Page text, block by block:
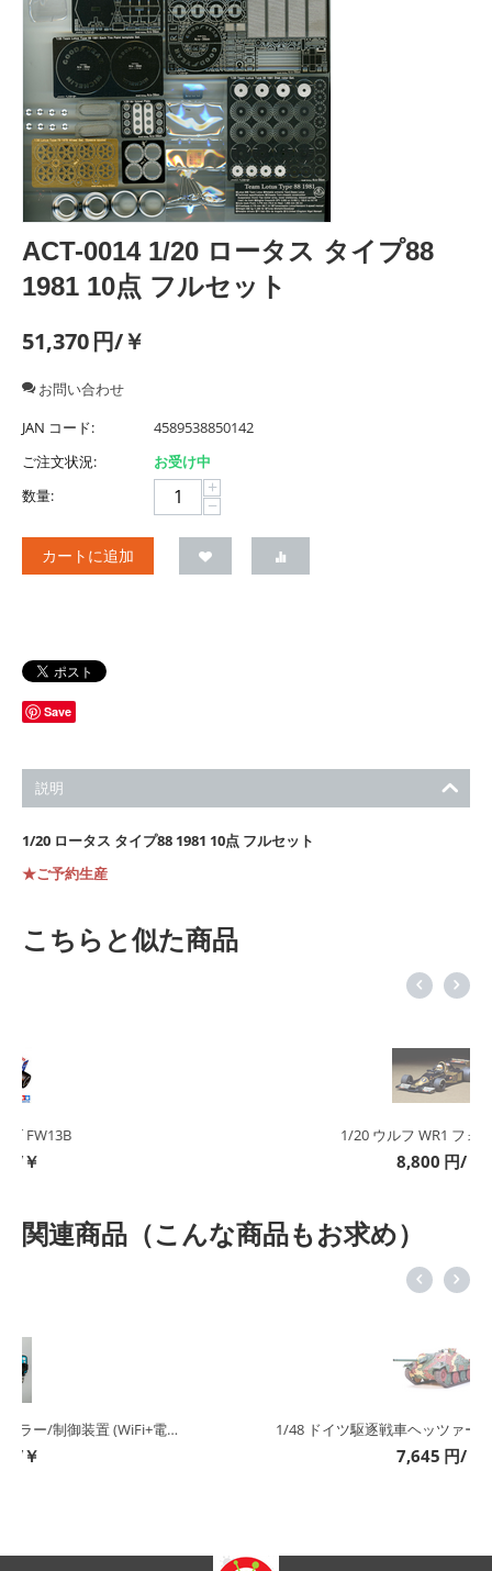
ACT-0014 1/20 ロータス タイプ88
1981 10点 フルセット
51,370円/￥
お問い合わせ
JAN コード:
4589538850142
ご注文状況:
お受け中
数量:
+
−
カートに追加
Save
説明
1/20 ロータス タイプ88 1981 10点 フルセット
★ご予約生産
こちらと似た商品
関連商品（こんな商品もお求め）
1/48 ドイツ駆逐戦車ヘッツァー中期生産型 セット